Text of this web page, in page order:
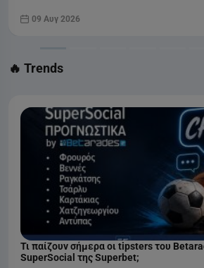
09 Αυγ 2026
🔥 Trends
Τι παίζουν σήμερα οι tipsters του
SuperSocial της Superbet;